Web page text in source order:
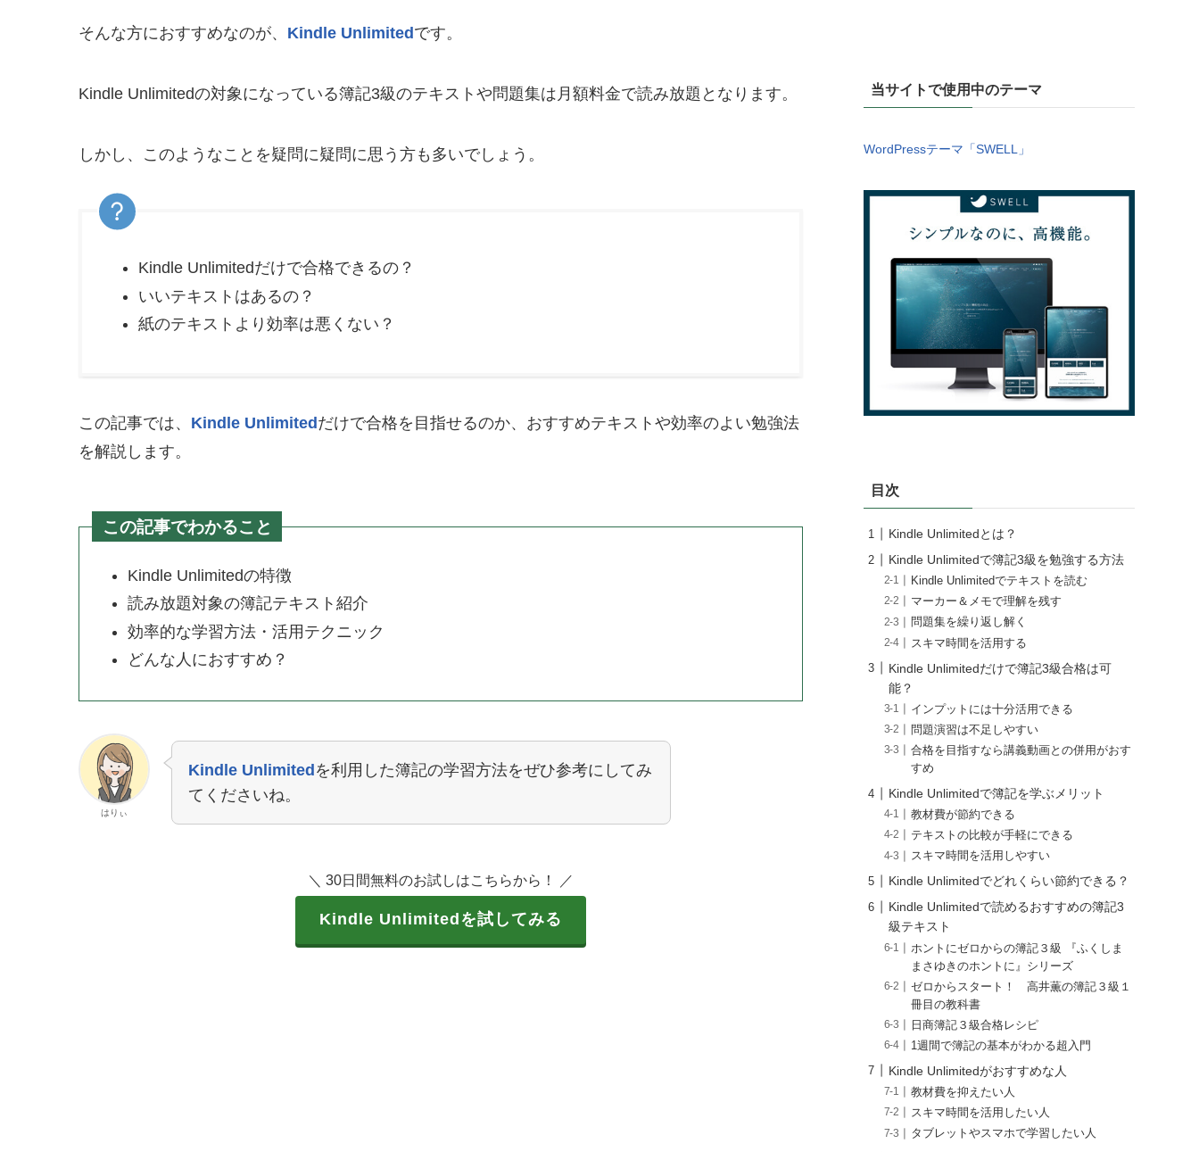
そんな方におすすめなのが、 Kindle Unlimitedです。
Kindle Unlimitedの対象になっている簿記3級のテキストや問題集は月額料金で読み放題となります。
しかし、このようなことを疑問に疑問に思う方も多いでしょう。
Kindle Unlimitedだけで合格できるの？
いいテキストはあるの？
紙のテキストより効率は悪くない？
この記事では、 Kindle Unlimitedだけで合格を目指せるのか、おすすめテキストや効率のよい勉強法
を解説します。
この記事でわかること
Kindle Unlimitedの特徴
読み放題対象の簿記テキスト紹介
効率的な学習方法・活用テクニック
どんな人におすすめ？
はりぃ
Kindle Unlimitedを利用した簿記の学習方法をぜひ参考にしてみ
てくださいね。
＼ 30日間無料のお試しはこちらから！ ／
Kindle Unlimitedを試してみる
当サイトで使用中のテーマ
WordPressテーマ「SWELL」
目次
Kindle Unlimitedとは？
Kindle Unlimitedで簿記3級を勉強する方法
Kindle Unlimitedでテキストを読む
マーカー＆メモで理解を残す
問題集を繰り返し解く
スキマ時間を活用する
Kindle Unlimitedだけで簿記3級合格は可
能？
インプットには十分活用できる
問題演習は不足しやすい
合格を目指すなら講義動画との併用がおす
すめ
Kindle Unlimitedで簿記を学ぶメリット
教材費が節約できる
テキストの比較が手軽にできる
スキマ時間を活用しやすい
Kindle Unlimitedでどれくらい節約できる？
Kindle Unlimitedで読めるおすすめの簿記3
級テキスト
ホントにゼロからの簿記３級 『ふくしま
まさゆきのホントに』シリーズ
ゼロからスタート！ 高井薫の簿記３級１
冊目の教科書
日商簿記３級合格レシピ
1週間で簿記の基本がわかる超入門
Kindle Unlimitedがおすすめな人
教材費を抑えたい人
スキマ時間を活用したい人
タブレットやスマホで学習したい人